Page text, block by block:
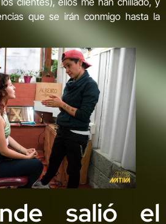
que se irán conmigo hasta la
salió el